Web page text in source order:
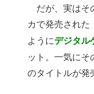
だが、実はそ
カで発売された
ようにデジタル
ット。一気に
のタイトルが発